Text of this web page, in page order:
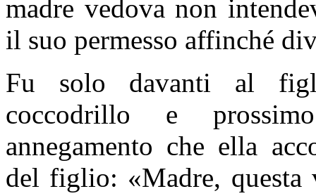
madre vedova non
il suo permesso affinché
Fu solo davanti al
coccodrillo e
annegamento che ella
del figlio: «Madre, questa